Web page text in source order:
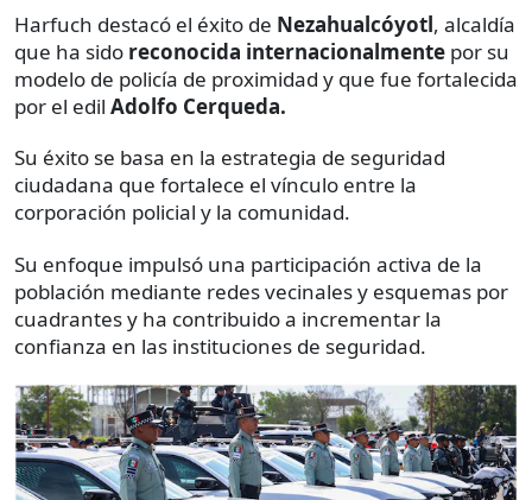
Harfuch destacó el éxito de Nezahualcóyotl, alcaldía
que ha sido reconocida internacionalmente por su
modelo de policía de proximidad y que fue fortalecida
por el edil Adolfo Cerqueda.
Su éxito se basa en la estrategia de seguridad
ciudadana que fortalece el vínculo entre la
corporación policial y la comunidad.
Su enfoque impulsó una participación activa de la
población mediante redes vecinales y esquemas por
cuadrantes y ha contribuido a incrementar la
confianza en las instituciones de seguridad.